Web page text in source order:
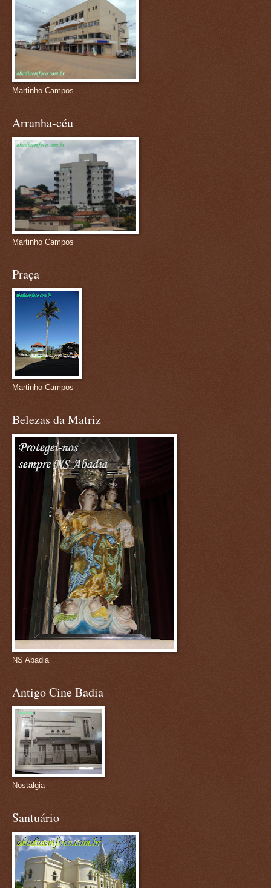
Martinho Campos
Arranha-céu
Martinho Campos
Praça
Martinho Campos
Belezas da Matriz
NS Abadia
Antigo Cine Badia
Nostalgia
Santuário